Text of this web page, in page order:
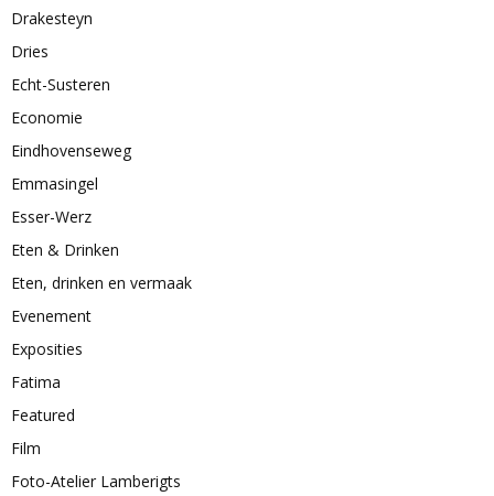
Drakesteyn
Dries
Echt-Susteren
Economie
Eindhovenseweg
Emmasingel
Esser-Werz
Eten & Drinken
Eten, drinken en vermaak
Evenement
Exposities
Fatima
Featured
Film
Foto-Atelier Lamberigts